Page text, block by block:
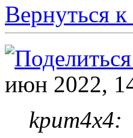
Вернуться к
июн 2022,
kpum4x4: